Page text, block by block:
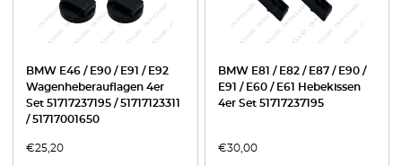
BMW E46 / E90 / E91 / E92
Wagenheberauflagen 4er
Set 51717237195 / 51717123311
/ 51717001650
€25,20
BMW E81 / E82 / E87 / E90 /
E91 / E60 / E61 Hebekissen
4er Set 51717237195
€30,00